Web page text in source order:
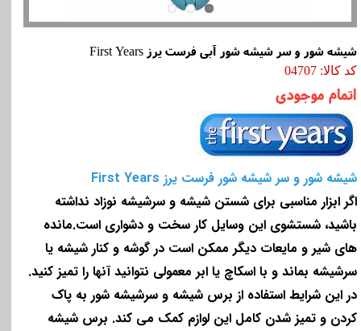
شیشه شور و سر شیشه شور آبی فرست یرز First Years
کد کالا: 04707
اتمام موجودی
شیشه شور و سر شیشه شور فرست یرز First Years
اگر ابزار مناسبی برای شستن شیشه و سرشیشه نوزاد نداشته
باشید، شستشوی این وسایل کار سخت و دشواری است.مانده
های شیر و مایعات دیگر ممکن است در گوشه و کنار شیشه یا
سرشیشه بماند و با اسکاچ یا ابر معمولی نتوانید آنها را تمیز کنید.
در این شرایط استفاده از برس شیشه و سرشیشه شور به پاک
کردن و تمیز شدن کامل این لوازم کمک می کند. برس شیشه